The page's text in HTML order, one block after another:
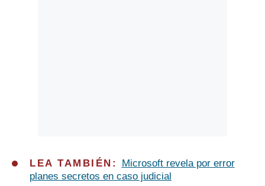
LEA TAMBIÉN:
Microsoft revela por error
planes secretos en caso judicial